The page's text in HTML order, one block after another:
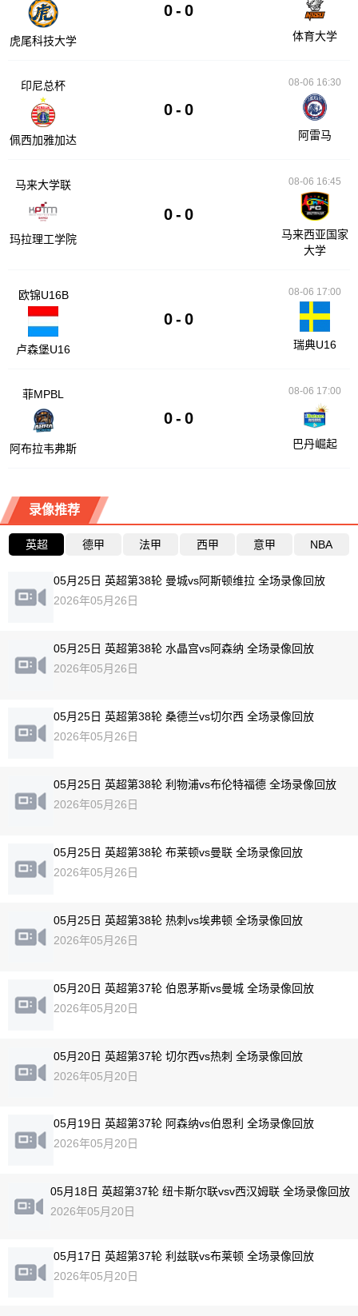
虎尾科技大学
0 - 0
体育大学
印尼总杯
佩西加雅加达
0 - 0
08-06 16:30
阿雷马
马来大学联
玛拉理工学院
0 - 0
08-06 16:45
马来西亚国家
大学
欧锦U16B
卢森堡U16
0 - 0
08-06 17:00
瑞典U16
菲MPBL
阿布拉韦弗斯
0 - 0
08-06 17:00
巴丹崛起
录像推荐
英超 德甲 法甲 西甲 意甲 NBA
05月25日 英超第38轮 曼城vs阿斯顿维拉 全场录像回放
2026年05月26日
05月25日 英超第38轮 水晶宫vs阿森纳 全场录像回放
2026年05月26日
05月25日 英超第38轮 桑德兰vs切尔西 全场录像回放
2026年05月26日
05月25日 英超第38轮 利物浦vs布伦特福德 全场录像回放
2026年05月26日
05月25日 英超第38轮 布莱顿vs曼联 全场录像回放
2026年05月26日
05月25日 英超第38轮 热刺vs埃弗顿 全场录像回放
2026年05月26日
05月20日 英超第37轮 伯恩茅斯vs曼城 全场录像回放
2026年05月20日
05月20日 英超第37轮 切尔西vs热刺 全场录像回放
2026年05月20日
05月19日 英超第37轮 阿森纳vs伯恩利 全场录像回放
2026年05月20日
05月18日 英超第37轮 纽卡斯尔联vsv西汉姆联 全场录像回放
2026年05月20日
05月17日 英超第37轮 利兹联vs布莱顿 全场录像回放
2026年05月20日